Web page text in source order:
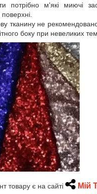
потрібно м'які миючі
тканину не
боку при невеликих
товару є на сайті Мій